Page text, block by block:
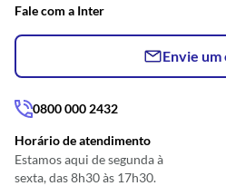
Fale com a Inter
Envie um
0800 000 2432
Horário de atendimento
Estamos aqui de segunda à
sexta, das 8h30 às 17h30.